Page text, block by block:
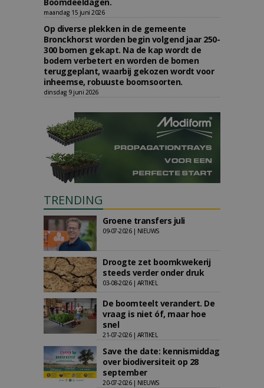
maandag 15 juni 2026
Op diverse plekken in de gemeente
Bronckhorst worden begin volgend jaar 250-
300 bomen gekapt. Na de kap wordt de
bodem verbetert en worden de bomen
teruggeplant, waarbij gekozen wordt voor
inheemse, robuuste boomsoorten.
dinsdag 9 juni 2026
TRENDING
Groene transfers juli
09-07-2026 | NIEUWS
Droogte zet boomkwekerij
steeds verder onder druk
03-08-2026 | ARTIKEL
De boomteelt verandert. De
vraag is niet óf, maar hoe
snel
21-07-2026 | ARTIKEL
Save the date: kennismiddag
over biodiversiteit op 28
september
20-07-2026 | NIEUWS